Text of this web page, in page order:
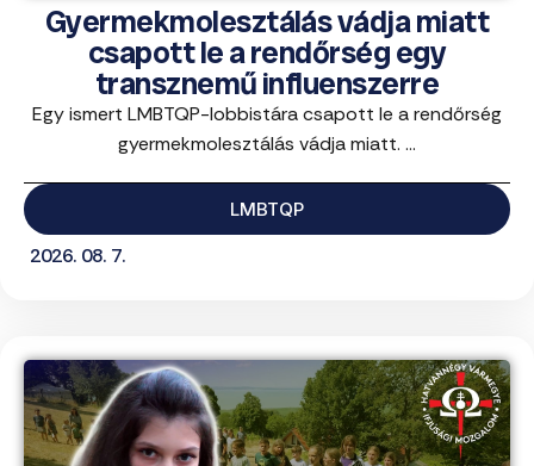
Gyermekmolesztálás vádja miatt
csapott le a rendőrség egy
transznemű influenszerre
Egy ismert LMBTQP-lobbistára csapott le a rendőrség
gyermekmolesztálás vádja miatt. ...
LMBTQP
2026. 08. 7.